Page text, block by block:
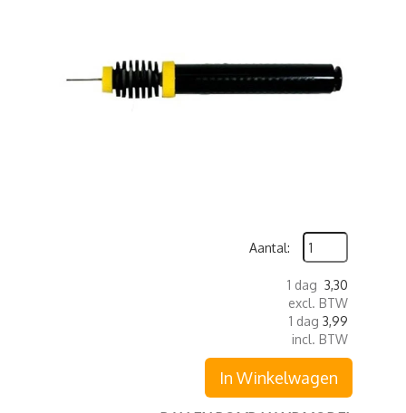
Aantal:
1 dag 3,30
excl. BTW
1 dag 3,99
incl. BTW
In Winkelwagen